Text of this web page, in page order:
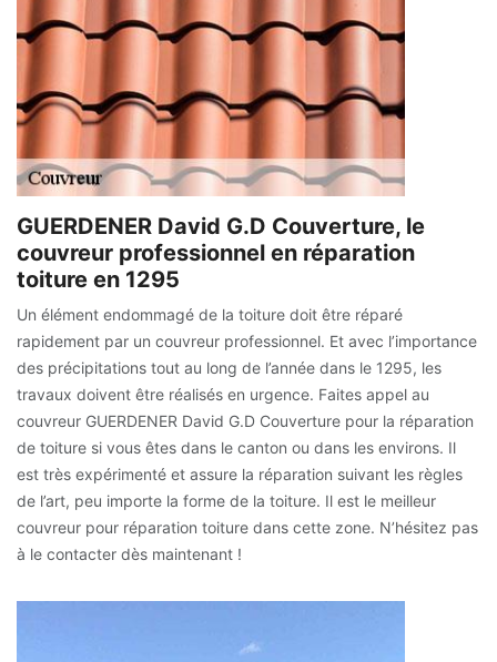
GUERDENER David G.D Couverture, le
couvreur professionnel en réparation
toiture en 1295
Un élément endommagé de la toiture doit être réparé
rapidement par un couvreur professionnel. Et avec l’importance
des précipitations tout au long de l’année dans le 1295, les
travaux doivent être réalisés en urgence. Faites appel au
couvreur GUERDENER David G.D Couverture pour la réparation
de toiture si vous êtes dans le canton ou dans les environs. Il
est très expérimenté et assure la réparation suivant les règles
de l’art, peu importe la forme de la toiture. Il est le meilleur
couvreur pour réparation toiture dans cette zone. N’hésitez pas
à le contacter dès maintenant !